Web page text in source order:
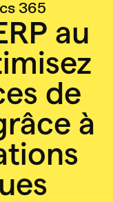
365
au
de
à